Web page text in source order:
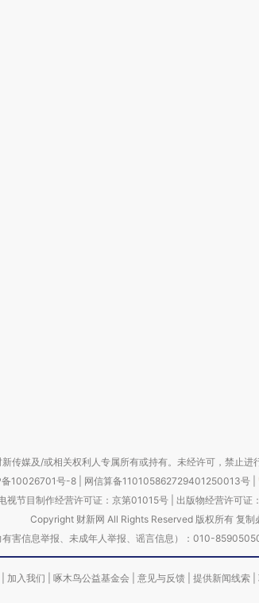
传媒及/或相关权利人专属所有或持有。未经许可，禁止进
备10026701号-8 网信算备110105862729401250013号
视节目制作经营许可证：京第01015号| 出版物经营许可证
Copyright 财新网 All Rights Reserved 版权所有 复制
有害信息举报、未成年人举报、谣言信息）：010-
加入我们 啄木鸟公益基金会 意见与反馈 提供新闻线索